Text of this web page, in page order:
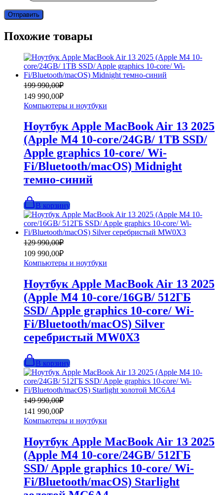
Похожие товары
199 990,00₽
Первоначальная
цена
составляла
199
990,00₽.
149 990,00₽
Текущая
цена:
149
990,00₽.
Компьютеры и ноутбуки
Ноутбук Apple MacBook Air 13 2025
(Apple M4 10-core/24GB/ 1TB SSD/
Apple graphics 10-core/ Wi-
Fi/Bluetooth/macOS) Midnight
темно-синий
В корзину
129 990,00₽
Первоначальная
цена
составляла
129
109 990,00₽
Текущая
цена:
109
990,00₽.
Компьютеры и ноутбуки
Ноутбук Apple MacBook Air 13 2025
(Apple M4 10-core/16GB/ 512ГБ
SSD/ Apple graphics 10-core/ Wi-
Fi/Bluetooth/macOS) Silver
серебристый MW0X3
В корзину
149 990,00₽
Первоначальная
цена
составляла
149
141 990,00₽
Текущая
цена:
141
990,00₽.
Компьютеры и ноутбуки
Ноутбук Apple MacBook Air 13 2025
(Apple M4 10-core/24GB/ 512ГБ
SSD/ Apple graphics 10-core/ Wi-
Fi/Bluetooth/macOS) Starlight